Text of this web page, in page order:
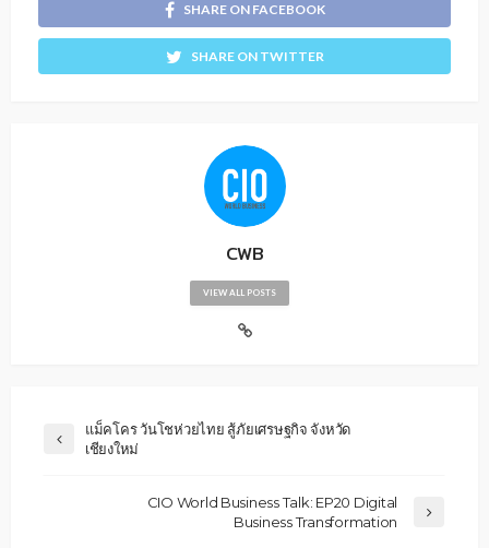
SHARE ON FACEBOOK
SHARE ON TWITTER
CWB
VIEW ALL POSTS
แม็คโคร วันโชห่วยไทย สู้ภัยเศรษฐกิจ จังหวัด
เชียงใหม่
CIO World Business Talk: EP20 Digital
Business Transformation